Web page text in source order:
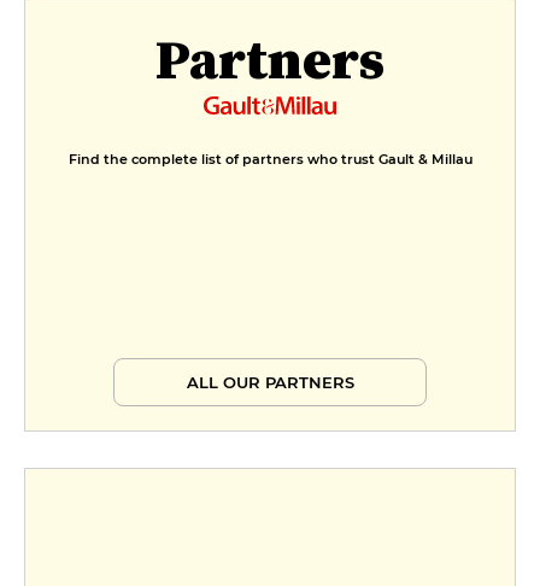
Partners
Find the complete list of partners who trust Gault & Millau
ALL OUR PARTNERS